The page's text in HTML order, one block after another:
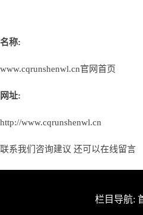
名称:
www.cqrunshenwl.cn官网首页
网址:
http://www.cqrunshenwl.cn
联系我们咨询建议 还可以在线留言
栏目导航: